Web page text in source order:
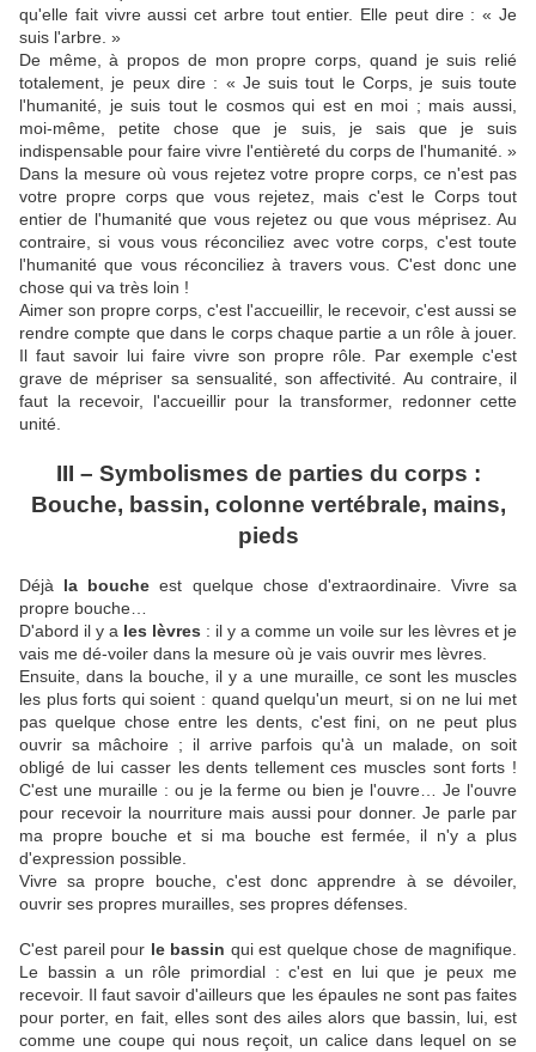
qu'elle fait vivre aussi cet arbre tout entier. Elle peut dire : « Je
suis l'arbre. »
De même, à propos de mon propre corps, quand je suis relié
totalement, je peux dire : « Je suis tout le Corps, je suis toute
l'humanité, je suis tout le cosmos qui est en moi ; mais aussi,
moi-même, petite chose que je suis, je sais que je suis
indispensable pour faire vivre l'entièreté du corps de l'humanité. »
Dans la mesure où vous rejetez votre propre corps, ce n'est pas
votre propre corps que vous rejetez, mais c'est le Corps tout
entier de l'humanité que vous rejetez ou que vous méprisez. Au
contraire, si vous vous réconciliez avec votre corps, c'est toute
l'humanité que vous réconciliez à travers vous. C'est donc une
chose qui va très loin !
Aimer son propre corps, c'est l'accueillir, le recevoir, c'est aussi se
rendre compte que dans le corps chaque partie a un rôle à jouer.
Il faut savoir lui faire vivre son propre rôle. Par exemple c'est
grave de mépriser sa sensualité, son affectivité. Au contraire, il
faut la recevoir, l'accueillir pour la transformer, redonner cette
unité.
III – Symbolismes de parties du corps :
Bouche, bassin, colonne vertébrale, mains,
pieds
Déjà la bouche est quelque chose d'extraordinaire. Vivre sa
propre bouche…
D'abord il y a les lèvres : il y a comme un voile sur les lèvres et je
vais me dé-voiler dans la mesure où je vais ouvrir mes lèvres.
Ensuite, dans la bouche, il y a une muraille, ce sont les muscles
les plus forts qui soient : quand quelqu'un meurt, si on ne lui met
pas quelque chose entre les dents, c'est fini, on ne peut plus
ouvrir sa mâchoire ; il arrive parfois qu'à un malade, on soit
obligé de lui casser les dents tellement ces muscles sont forts !
C'est une muraille : ou je la ferme ou bien je l'ouvre… Je l'ouvre
pour recevoir la nourriture mais aussi pour donner. Je parle par
ma propre bouche et si ma bouche est fermée, il n'y a plus
d'expression possible.
Vivre sa propre bouche, c'est donc apprendre à se dévoiler,
ouvrir ses propres murailles, ses propres défenses.
C'est pareil pour le bassin qui est quelque chose de magnifique.
Le bassin a un rôle primordial : c'est en lui que je peux me
recevoir. Il faut savoir d'ailleurs que les épaules ne sont pas faites
pour porter, en fait, elles sont des ailes alors que bassin, lui, est
comme une coupe qui nous reçoit, un calice dans lequel on se